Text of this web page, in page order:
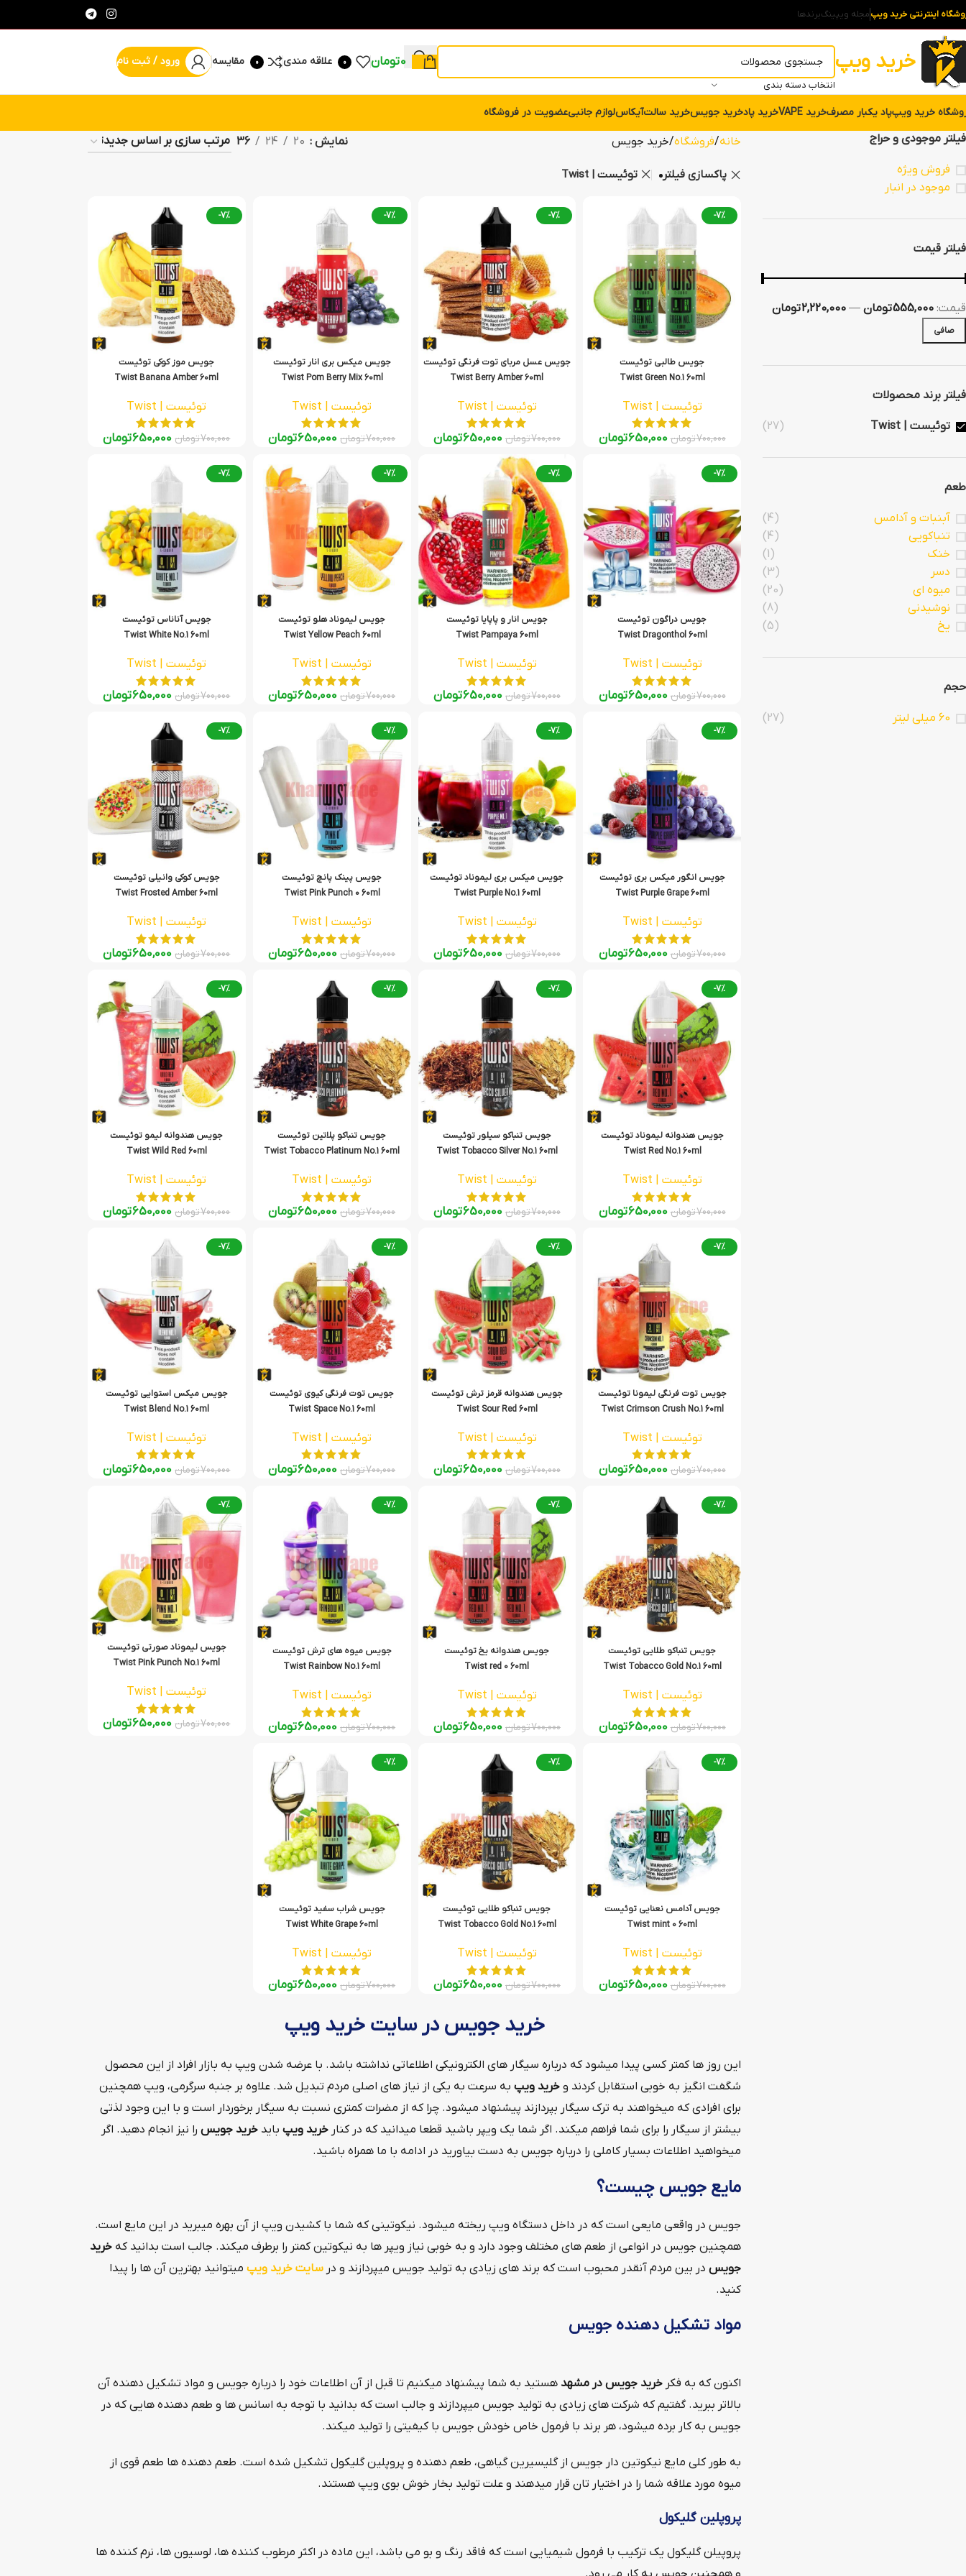
اینترنتی خرید ویپمجله ویپینگبرندها
خرید ویپ
انتخاب دسته بندی
0تومان 0 علاقه مندی 0 مقایسه ورود / ثبت نام
خرید ویپپاد یکبار مصرفخرید VAPE خرید پادخرید جویسخرید سالتآیکاسلوازم جانبیعضویت در فروشگاه
فیلتر موجودی و حراج
فروش ویژه
موجود در انبار
فیلتر قیمت
صافی
قيمت: 555,000 تومان — 2,220,000 تومان
فیلتر برند محصولات
توئیست | Twist (27)
طعم
آبنبات و آدامس
(4)
تنباکویی
(4)
خنک
(1)
دسر
(3)
میوه ای
(20)
نوشیدنی
(8)
یخ
(5)
حجم
60 میلی لیتر (27)
خانه فروشگاه خرید جویس نمایش 20
24
36
پاکسازی فیلتر توئیست | Twist
-7%
جویس طالبی توئیست
Twist Green No.1 60ml
توئیست | Twist
700,000تومان 650,000تومان
-7%
جویس عسل مربای توت فرنگی توئیست
Twist Berry Amber 60ml
توئیست | Twist
700,000تومان 650,000تومان
-7%
جویس میکس بری انار توئیست
Twist Pom Berry Mix 60ml
توئیست | Twist
700,000تومان 650,000تومان
-7%
جویس موز کوکی توئیست
Twist Banana Amber 60ml
توئیست | Twist
700,000تومان 650,000تومان
-7%
جویس دراگون توئیست
Twist Dragonthol 60ml
توئیست | Twist
700,000تومان 650,000تومان
-7%
جویس انار و پاپایا توئیست
Twist Pampaya 60ml
توئیست | Twist
700,000تومان 650,000تومان
-7%
جویس لیموناد هلو توئیست
Twist Yellow Peach 60ml
توئیست | Twist
700,000تومان 650,000تومان
-7%
جویس آناناس توئیست
Twist White No.1 60ml
توئیست | Twist
700,000تومان 650,000تومان
-7%
جویس انگور میکس بری توئیست
Twist Purple Grape 60ml
توئیست | Twist
700,000تومان 650,000تومان
-7%
جویس میکس بری لیموناد توئیست
Twist Purple No.1 60ml
توئیست | Twist
700,000تومان 650,000تومان
-7%
جویس پینک پانچ توئیست
Twist Pink Punch 0 60ml
توئیست | Twist
700,000تومان 650,000تومان
-7%
جویس کوکی وانیلی توئیست
Twist Frosted Amber 60ml
توئیست | Twist
700,000تومان 650,000تومان
-7%
جویس هندوانه لیموناد توئیست
Twist Red No.1 60ml
توئیست | Twist
700,000تومان 650,000تومان
-7%
جویس تنباکو سیلور توئیست
Twist Tobacco Silver No.1 60ml
توئیست | Twist
700,000تومان 650,000تومان
-7%
جویس تنباکو پلاتین توئیست
Twist Tobacco Platinum No.1 60ml
توئیست | Twist
700,000تومان 650,000تومان
-7%
جویس هندوانه لیمو توئیست
Twist Wild Red 60ml
توئیست | Twist
700,000تومان 650,000تومان
-7%
جویس توت فرنگی لیمونا توئیست
Twist Crimson Crush No.1 60ml
توئیست | Twist
700,000تومان 650,000تومان
-7%
جویس هندوانه‌ قرمز ترش توئیست
Twist Sour Red 60ml
توئیست | Twist
700,000تومان 650,000تومان
-7%
جویس توت فرنگی کیوی توئیست
Twist Space No.1 60ml
توئیست | Twist
700,000تومان 650,000تومان
-7%
جویس میکس استوایی توئیست
Twist Blend No.1 60ml
توئیست | Twist
700,000تومان 650,000تومان
-7%
جویس تنباکو طلایی توئیست
Twist Tobacco Gold No.1 60ml
توئیست | Twist
700,000تومان 650,000تومان
-7%
جویس هندوانه یخ توئیست
Twist red 0 60ml
توئیست | Twist
700,000تومان 650,000تومان
-7%
جویس میوه‌ های ترش توئیست
Twist Rainbow No.1 60ml
توئیست | Twist
700,000تومان 650,000تومان
-7%
جویس لیموناد صورتی توئیست
Twist Pink Punch No.1 60ml
توئیست | Twist
700,000تومان 650,000تومان
-7%
جویس آدامس نعنایی توئیست
Twist mint 0 60ml
توئیست | Twist
700,000تومان 650,000تومان
-7%
جویس تنباکو طلایی توئیست
Twist Tobacco Gold No.1 60ml
توئیست | Twist
700,000تومان 650,000تومان
-7%
جویس شراب سفید توئیست
Twist White Grape 60ml
توئیست | Twist
700,000تومان 650,000تومان
خرید جویس در سایت خرید ویپ
این روز ها کمتر کسی پیدا میشود که درباره سیگار های الکترونیکی اطلاعاتی نداشته باشد. با عرضه شدن ویپ به بازار افراد از این محصول
شگفت انگیز به خوبی استقابل کردند و خرید ویپبه سرعت به یکی از نیاز های اصلی مردم تبدیل شد. علاوه بر جنبه سرگرمی، ویپ همچنین
برای افرادی که میخواهند به ترک سیگار بپردازند پیشنهاد میشود. چرا که از مضرات کمتری نسبت به سیگار برخوردار است و با این وجود لذتی
بیشتر از سیگار را برای شما فراهم میکند. اگر شما یک ویپر باشید قطعا میدانید که در کنار خرید ویپباید خرید جویسرا نیز انجام دهید. اگر
میخواهید اطلاعات بسیار کاملی را درباره جویس به دست بیاورید در ادامه با ما همراه باشید.
مایع جویس چیست؟
جویس در واقعی مایعی است که در داخل دستگاه ویپ ریخته میشود. نیکوتینی که شما با کشیدن ویپ از آن بهره میبرید در این مایع است.
همچنین جویس در انواعی از طعم های مختلف وجود دارد و به خوبی نیاز ویپر ها به نیکوتین کمتر را برطرف میکند. جالب است بدانید که خرید
جویسدر بین مردم آنقدر محبوب است که برند های زیادی به تولید جویس میپردازند و در سایت خرید ویپمیتوانید بهترین آن ها را پیدا
کنید.
مواد تشکیل دهنده جویس
اکنون که به فکر خرید جویس در مشهد هستید به شما پیشنهاد میکنیم تا قبل از آن اطلاعات خود را درباره جویس و مواد تشکیل دهنده آن
بالاتر ببرید. گفتیم که شرکت های زیادی به تولید جویس میپردازند و جالب است که بدانید با توجه به اسانس ها و طعم دهنده هایی که در
جویس به کار برده میشود، هر برند با فرمول خاص خودش جویس با کیفیتی را تولید میکند.
به طور کلی مایع نیکوتین دار جویس از گلیسیرین گیاهی، طعم دهنده و پروپلین گلیکول تشکیل شده است. طعم دهنده ها طعم قوی از
میوه مورد علاقه شما را در اختیار تان قرار میدهند و علت تولید بخار خوش بوی ویپ هستند.
پروپلین گلیکول
پروپیلن گلیکول یک ترکیب با فرمول شیمیایی است که فاقد رنگ و بو می باشد، این ماده در اکثر مرطوب کننده‌ ها، لوسیون ‌ها، نرم کننده ها